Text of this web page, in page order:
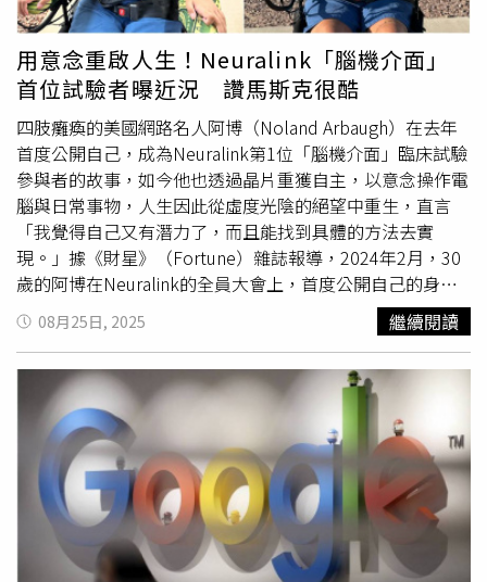
本與臉部照片核驗，但帳號仍被關閉。他向當地電視台
WTHR-TV抱怨「這一點也不好笑。尤其是在他們拿走我的
錢時。」他比喻處境如同「在高速公路邊買下廣告看板付了
錢，卻被一條巨大毯子蓋住，廣告效益完全消失」。
《BBC》後續報導指出，Meta於5月平台再次關閉他的專
頁，直到訴訟提起後才恢復，並標示為「已驗證」。Meta
則回應，發現誤關後已解封，並承諾避免重演。《Sky
News》補充報導，這場混淆帶來的連鎖效應早已超出社群
範圍。他清單紀錄「因為我叫馬克・S・祖克柏而發生的
事」：訂位遭拒、臉書專頁屢遭駭客入侵 ，甚至在家譜網站
23andMe上，有超過753人自稱與他有親戚關係，接著立刻
開口要錢。他抱怨，長年下來已造成實質損失。不過他也試
圖把困境化為能見度。他打趣說，至少在Google搜尋
「Mark Zuckerberg bankruptcy」時，他的事務所會先跳
出來；而且他對Meta創辦人並無惡意，如果對方哪天真在
印第安納州遭遇財務危機「看在我們同名的份上，我很樂意
接案」。Meta方面則回應WTHR，強調「世界上不只一位馬
克・祖克柏」，並表示正持續處理此案。
用意念重啟人生！Neuralink「腦機介面」
首位試驗者曝近況 讚馬斯克很酷
四肢癱瘓的美國網路名人阿博（Noland Arbaugh）在去年
首度公開自己，成為Neuralink第1位「腦機介面」臨床試驗
參與者的故事，如今他也透過晶片重獲自主，以意念操作電
腦與日常事物，人生因此從虛度光陰的絕望中重生，直言
「我覺得自己又有潛力了，而且能找到具體的方法去實
現。」據《財星》（Fortune）雜誌報導，2024年2月，30
歲的阿博在Neuralink的全員大會上，首度公開自己的身
份。他坐在輪椅上緩緩移動到舞台中央，頭戴1頂德州農工
大學（Texas A&M）的紅色棒球帽，臉上掛著難掩的笑容，
humans），現場立刻響起熱烈掌聲。這個故事還要從2016
年開始說起，那年阿博在游泳時意外導致2節脊椎脫位，自
此失去肩膀以下的感覺與行動能力。2024年1月，他在亞利
桑那州鳳凰城的巴羅神經研究所（Barrow Neurological
Institute）接受手術，將Neuralink研發多年的實驗性腦晶
片植入大腦。手術歷時不到2小時，由Neuralink設計的機械
手術裝置將晶片與腦中超過1千個電極連結。這套所謂的
「腦機介面」（Brain-Computer Interface，BCI）能偵測
08月25日, 2025 繼續閱讀